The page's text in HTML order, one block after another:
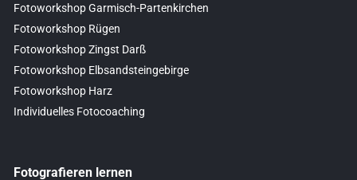
Fotoworkshop Garmisch-Partenkirchen
Fotoworkshop Rügen
Fotoworkshop Zingst Darß
Fotoworkshop Elbsandsteingebirge
Fotoworkshop Harz
Individuelles Fotocoaching
Fotografieren lernen